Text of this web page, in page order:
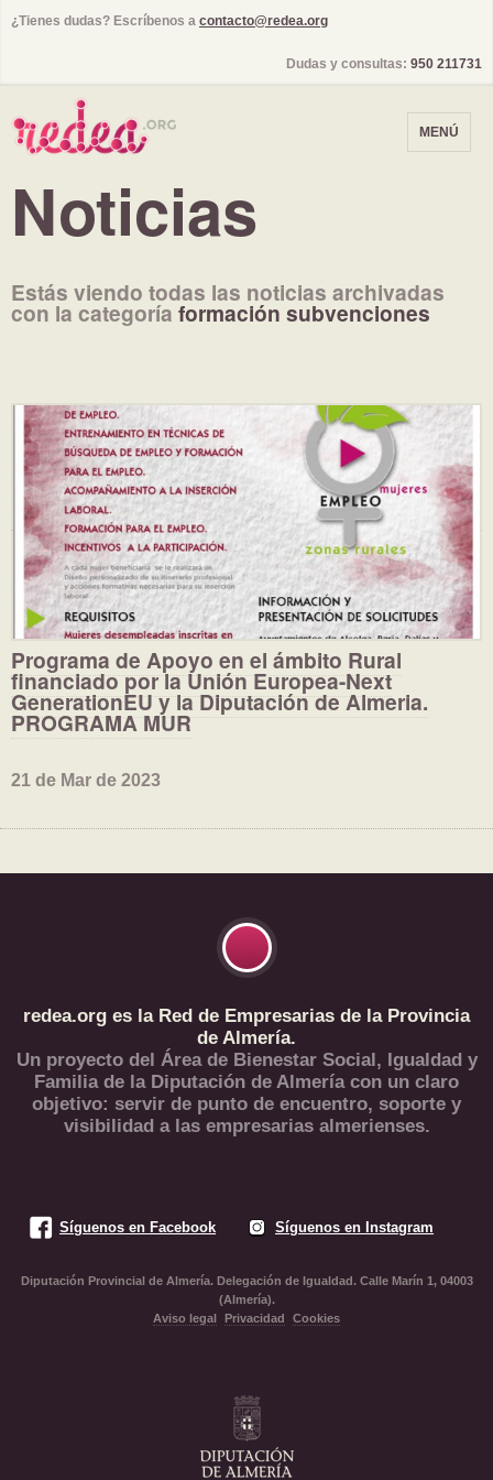
¿Tienes dudas? Escríbenos a contacto@redea.org
Dudas y consultas: 950 211731
MENÚ
Noticias
Estás viendo todas las noticias archivadas
con la categoría formación subvenciones
Programa de Apoyo en el ámbito Rural
financiado por la Unión Europea-Next
GenerationEU y la Diputación de Almeria.
PROGRAMA MUR
21 de Mar de 2023
redea.org es la Red de Empresarias de la Provincia
de Almería.
Un proyecto del Área de Bienestar Social, Igualdad y
Familia de la Diputación de Almería con un claro
objetivo: servir de punto de encuentro, soporte y
visibilidad a las empresarias almerienses.
Síguenos en Facebook Síguenos en Instagram
Diputación Provincial de Almería. Delegación de Igualdad. Calle Marín 1, 04003
(Almería).
Aviso legal
Privacidad Cookies